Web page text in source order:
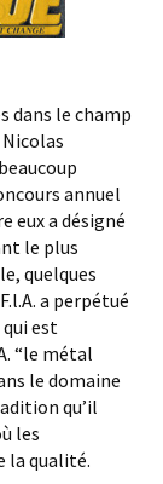
dans le champ
annuel
eux a désigné
le plus
quelques
a perpétué
est
“le métal
le domaine
qu’il
les
la qualité.